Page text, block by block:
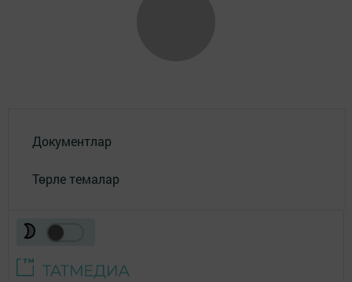
Документлар
Төрле темалар